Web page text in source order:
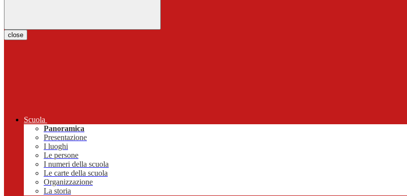
close
Scuola
Panoramica
Presentazione
I luoghi
Le persone
I numeri della scuola
Le carte della scuola
Organizzazione
La storia